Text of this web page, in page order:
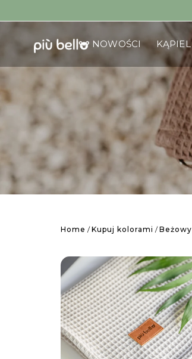
NOWOŚCI KĄPIEL
Home /Kupuj kolorami /Beżowy